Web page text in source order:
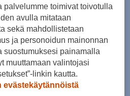
L XL XXL XXXL
palvelumme toimivat toivotulla
avulla mitataan
sekä mahdollistetaan
ja personoidun mainonnan
suostumuksesi painamalla
muuttamaan valintojasi
linkin kautta.
evästekäytännöistä